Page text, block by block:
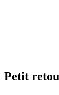
Petit